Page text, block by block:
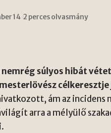
14 2 perces olvasmány
súlyos hibát
ám az
arra a mélyülő